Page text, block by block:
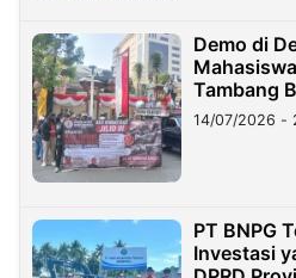
Demo di
Tambang
Lampung
14/07/2026 -
PT BNPG
Investasi